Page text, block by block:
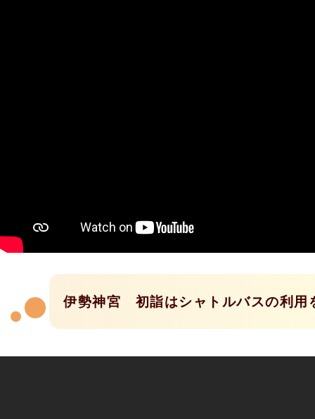
伊勢神宮 初詣はシャトルバスの利用